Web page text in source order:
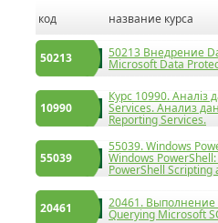
код название курса
50213 50213 Внедрение
Microsoft Data
10990
Курс 10990. Аналіз
Services. Анализ
Reporting Services.
55039
55039. Windows
Windows
PowerShell Scripting
20461 20461. Выполнение
Querying Microsoft